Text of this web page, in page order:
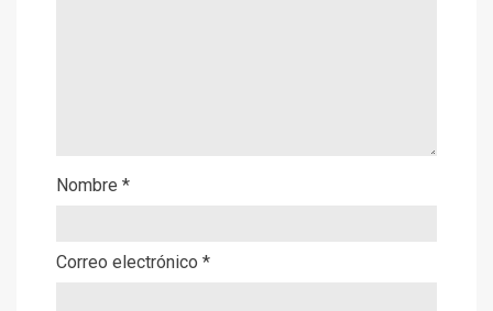
Nombre *
Correo electrónico *